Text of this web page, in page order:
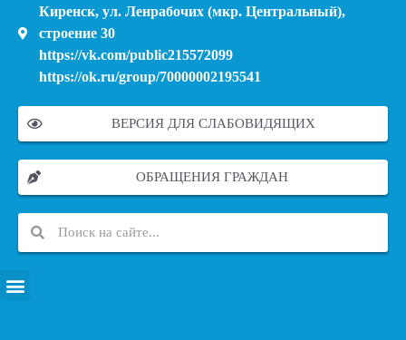
Киренск, ул. Ленрабочих (мкр. Центральный),
строение 30
https://vk.com/public215572099
https://ok.ru/group/70000002195541
ВЕРСИЯ ДЛЯ СЛАБОВИДЯЩИХ
ОБРАЩЕНИЯ ГРАЖДАН